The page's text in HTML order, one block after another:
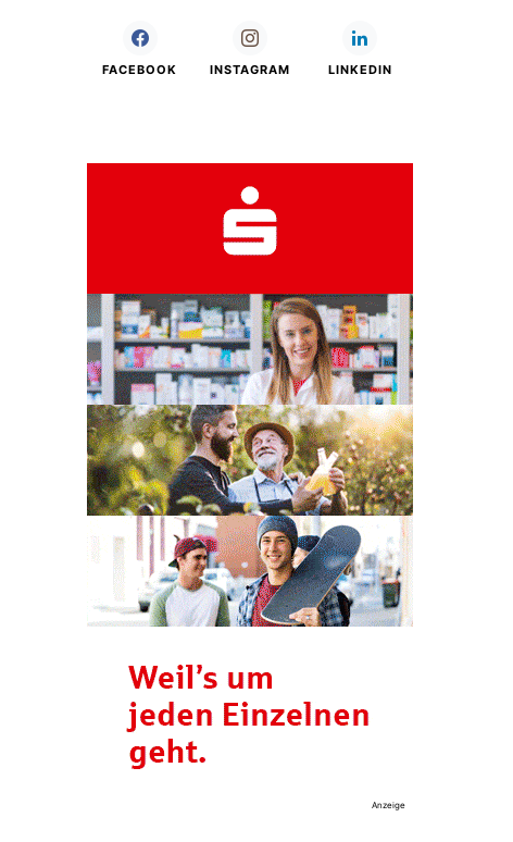
FACEBOOK INSTAGRAM LINKEDIN
Anzeige